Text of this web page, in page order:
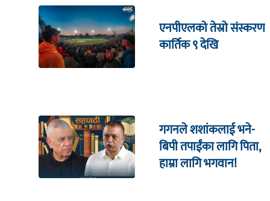
एनपीएलको तेस्रो संस्करण
कार्तिक ९ देखि
गगनले शशांकलाई भने-
बिपी तपाईंका लागि पिता,
हाम्रा लागि भगवान!